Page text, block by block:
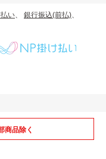
い、 銀行振込(前払)、
商品除く